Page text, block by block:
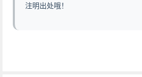
注明出处哦！